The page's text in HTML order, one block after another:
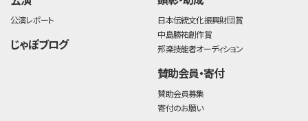
公演レポート
じゃぽブログ
日本伝統文化振興財団賞
中島勝祐創作賞
邦楽技能者オーディション
賛助会員・寄付
賛助会員募集
寄付のお願い